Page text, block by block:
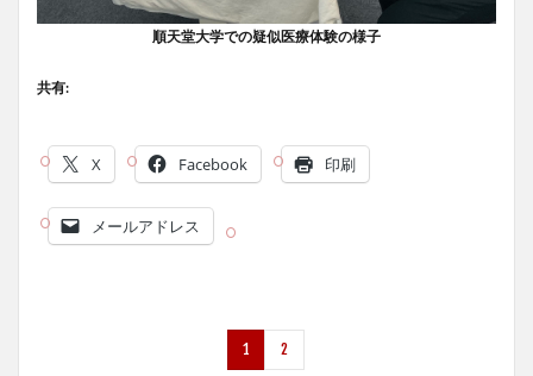
順天堂大学での疑似医療体験の様子
共有:
X Facebook 印刷
メールアドレス
1 2